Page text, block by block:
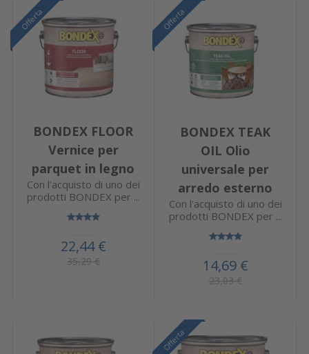
Offerta
BONDEX FLOOR
Vernice per
parquet in legno
Con l'acquisto di uno dei
prodotti BONDEX per ...
22,44 €
35,29 €
Offerta
BONDEX TEAK
OIL Olio
universale per
arredo esterno
Con l'acquisto di uno dei
prodotti BONDEX per ...
14,69 €
23,03 €
Offerta